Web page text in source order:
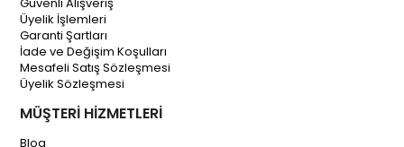
Üyelik İşlemleri
Garanti Şartları
İade ve Değişim Koşulları
Mesafeli Satış Sözleşmesi
Üyelik Sözleşmesi
MÜŞTERİ HİZMETLERİ
Blog